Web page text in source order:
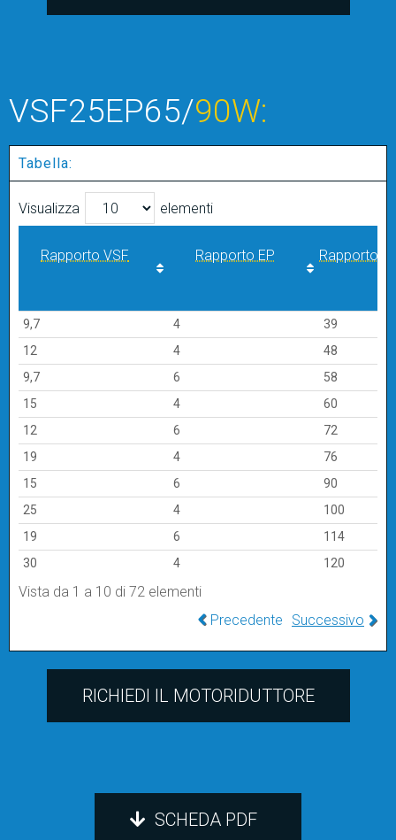
VSF25EP65/90W:
Tabella:
Visualizza elementi
Rapporto VSF Rapporto EP Rapporto di
Rapporto
9,7 4
39
12
4
48
9,7
6
58
15
4
60
12
6
72
19
4
76
15
6
90
25
4
100
19
6
114
30
4 120
Vista da 1 a 10 di 72 elementi
Precedente
Successivo
RICHIEDI IL MOTORIDUTTORE
SCHEDA PDF